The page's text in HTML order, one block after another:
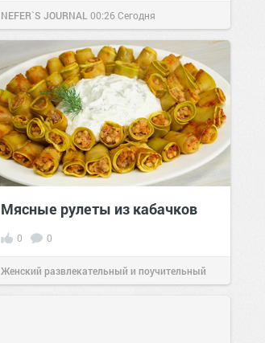
NEFER`S JOURNAL 00:26Сегодня
Мясные рулеты из кабачков
0 0
Женский развлекательный и поучительный